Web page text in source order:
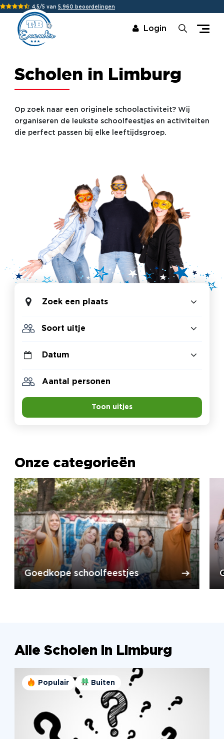
4,5/5 van 5.960 beoordelingen
Login
Scholen in Limburg
Op zoek naar een originele schoolactiviteit? Wij
organiseren de leukste schoolfeestjes en activiteiten
die perfect passen bij elke leeftijdsgroep.
Zoek een plaats
Toon uitjes
Onze categorieën
Goedkope schoolfeestjes
Alle Scholen in Limburg
Populair Buiten